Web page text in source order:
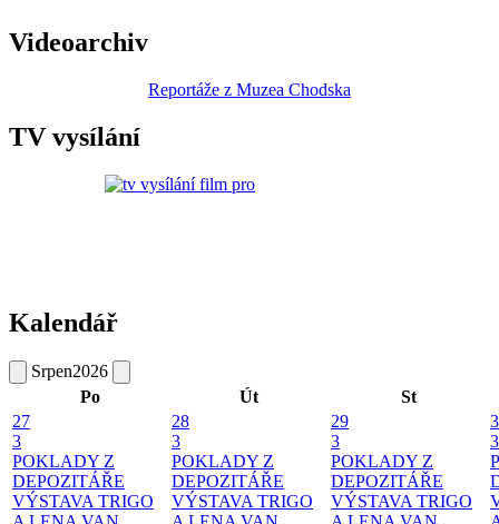
Videoarchiv
Reportáže z Muzea Chodska
TV vysílání
Kalendář
Srpen2026
Po
Út
St
27
3
POKLADY Z
DEPOZITÁŘE
VÝSTAVA TRIGO
28
3
POKLADY Z
DEPOZITÁŘE
VÝSTAVA TRIGO
29
3
POKLADY Z
DEPOZITÁŘE
VÝSTAVA TRIGO
3